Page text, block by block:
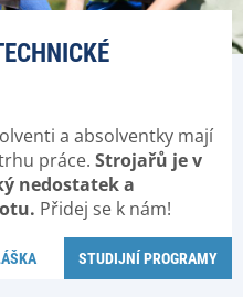
a absolventky mají
práce. Strojařů je v
nedostatek a
Přidej se k nám!
STUDIJNÍ PROGRAMY